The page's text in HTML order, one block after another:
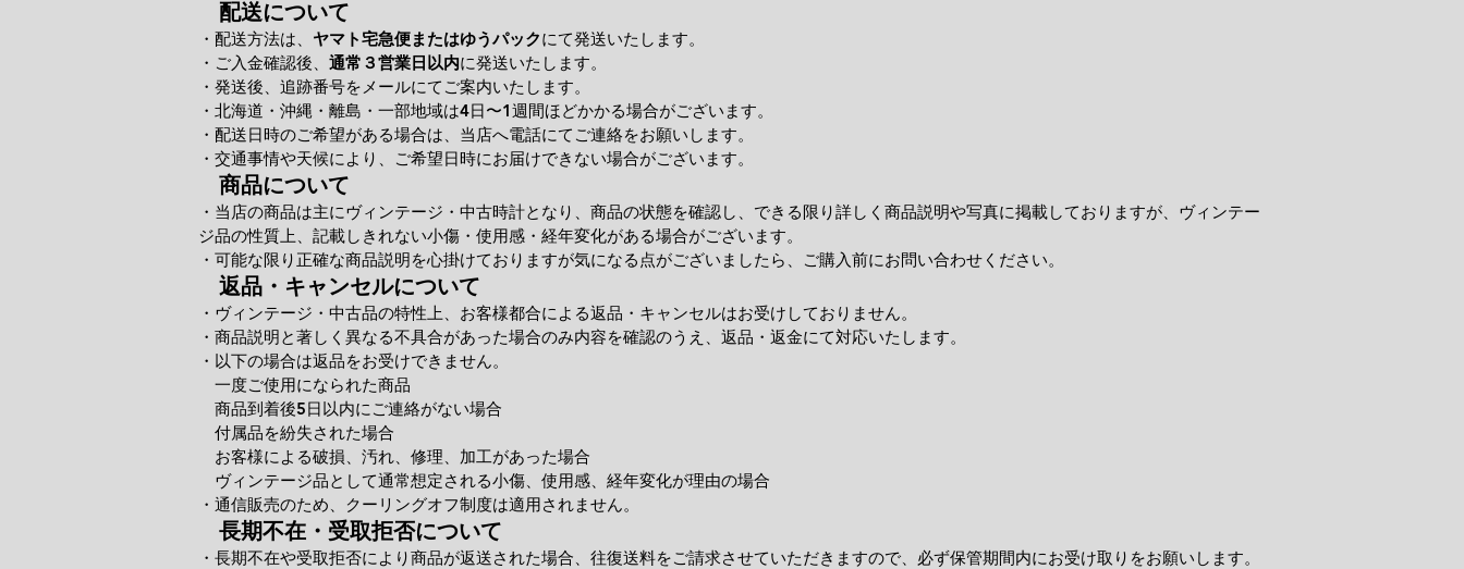
配送について
・配送方法は、 ヤマト宅急便またはゆうパックにて発送いたします。
・ご入金確認後、 通常３営業日以内に発送いたします。
・発送後、追跡番号をメールにてご案内いたします。
・北海道・沖縄・離島・一部地域は4日〜1週間ほどかかる場合がございます。
・配送日時のご希望がある場合は、当店へ電話にてご連絡をお願いします。
・交通事情や天候により、ご希望日時にお届けできない場合がございます。
商品について
・当店の商品は主にヴィンテージ・中古時計となり、商品の状態を確認し、できる限り詳しく商品説明や写真に掲載しておりますが、ヴィンテー
ジ品の性質上、記載しきれない小傷・使用感・経年変化がある場合がございます。
・可能な限り正確な商品説明を心掛けておりますが気になる点がございましたら、ご購入前にお問い合わせください。
返品・キャンセルについて
・ヴィンテージ・中古品の特性上、お客様都合による返品・キャンセルはお受けしておりません。
・商品説明と著しく異なる不具合があった場合のみ内容を確認のうえ、返品・返金にて対応いたします。
・以下の場合は返品をお受けできません。
一度ご使用になられた商品
商品到着後5日以内にご連絡がない場合
付属品を紛失された場合
お客様による破損、汚れ、修理、加工があった場合
ヴィンテージ品として通常想定される小傷、使用感、経年変化が理由の場合
・通信販売のため、クーリングオフ制度は適用されません。
長期不在・受取拒否について
・長期不在や受取拒否により商品が返送された場合、往復送料をご請求させていただきますので、必ず保管期間内にお受け取りをお願いします。